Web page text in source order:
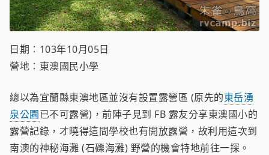
日期：103年10月05日
營地：東澳國民小學
總以為宜蘭縣東澳地區並沒有設置露營區 (原先的東岳湧
泉公園已不可露營)，前陣子見到 FB 露友分享東澳國小的
露營記錄，才曉得這間學校也有開放露營，故利用這次到
南澳的神秘海灘 (石礫海灘) 野營的機會特地前往一探。